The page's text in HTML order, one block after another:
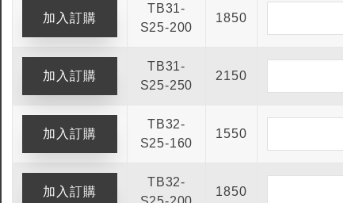
TB31-
S25-200
1850
TB31-
S25-250
2150
TB32-
S25-160
1550
TB32-
1850